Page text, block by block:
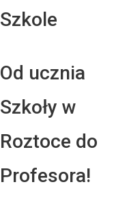
Szkole
Od ucznia
Szkoły w
Roztoce do
Profesora!